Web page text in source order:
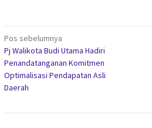
Navigasi
pos
Pos sebelumnya
Pj Walikota Budi Utama Hadiri
Penandatanganan Komitmen
Optimalisasi Pendapatan Asli
Daerah